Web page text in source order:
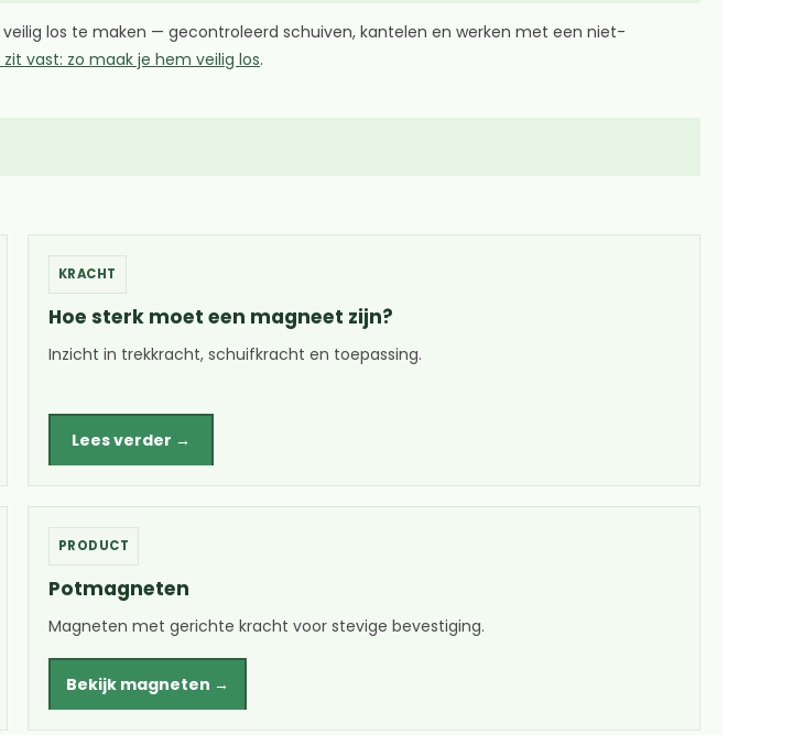
los te maken — gecontroleerd schuiven, kantelen en werken met een niet-
vast: zo maak je hem veilig los.
KRACHT
Hoe sterk moet een magneet zijn?
Inzicht in trekkracht, schuifkracht en toepassing.
Lees verder →
PRODUCT
Potmagneten
Magneten met gerichte kracht voor stevige bevestiging.
Bekijk magneten →